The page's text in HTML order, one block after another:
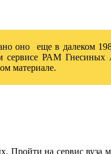
оно еще в далеком
сервисе РАМ
материале.
Пройти на сервис вуза